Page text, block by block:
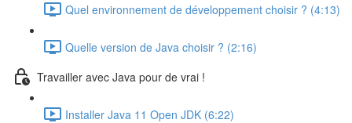
Quel environnement de développement choisir ? (4:13)
Quelle version de Java choisir ? (2:16)
Travailler avec Java pour de vrai !
Installer Java 11 Open JDK (6:22)